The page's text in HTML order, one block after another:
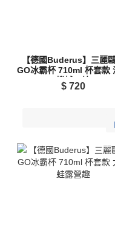
【德國Buderus】三麗
GO冰霸杯 710ml 杯套款
機械工坊
$720